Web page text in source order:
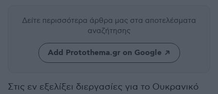
Δείτε περισσότερα άρθρα μας στα αποτελέσματα
αναζήτησης
Add Protothema.gr on Google
Στις εν εξελίξει διεργασίες για το Ουκρανικό